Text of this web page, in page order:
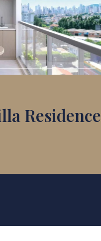
Residence